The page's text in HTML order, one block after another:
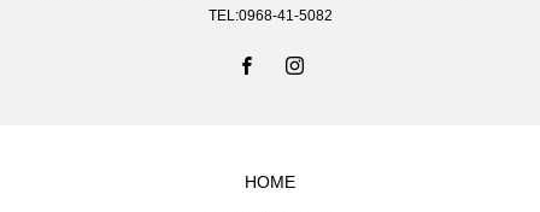
TEL:0968-41-5082
HOME